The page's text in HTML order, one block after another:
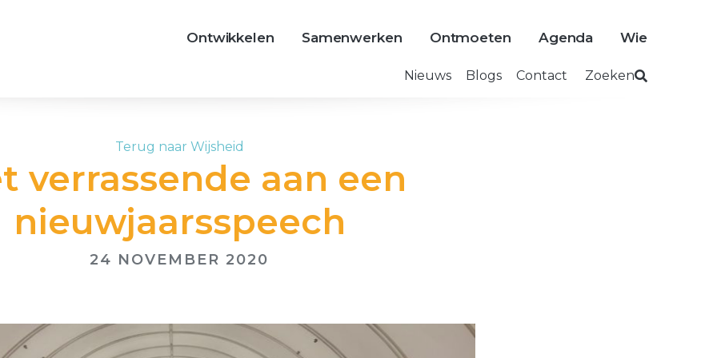
Ontwikkelen Samenwerken Ontmoeten Agenda Wie
Nieuws Blogs Contact Zoeken
Terug naar Wijsheid
verrassende aan een
nieuwjaarsspeech
24 NOVEMBER 2020